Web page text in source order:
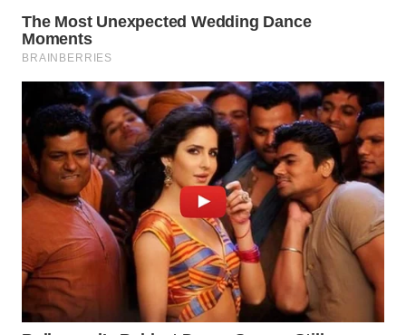
WN
SERIBU
WN
TANGERANG
WN
WN
CIREBON